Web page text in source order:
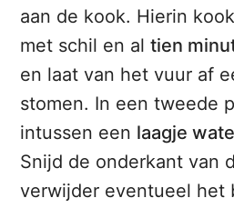
aan de kook. Hierin
met schil en altien
en laat van het vuur af
stomen. In een tweede
intussen een laagje
Snijd de onderkant van
verwijder eventueel het